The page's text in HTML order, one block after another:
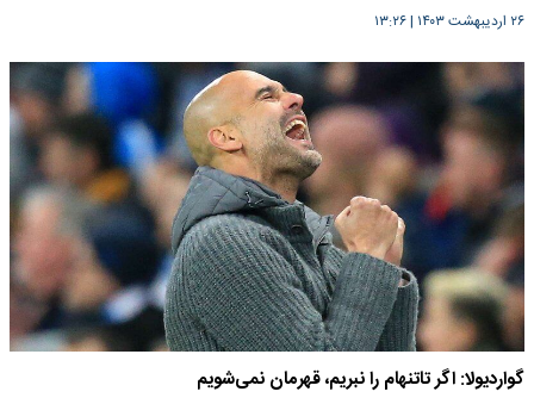
۲۶ اردیبهشت ۱۴۰۳ |۱۳:۲۶
گواردیولا: اگر تاتنهام را نبریم، قهرمان نمی‌شویم